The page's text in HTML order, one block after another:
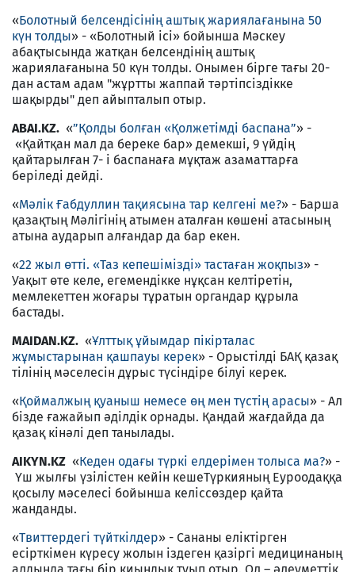
«Болотный белсендісінің аштық жариялағанына 50
күн толды» - «Болотный ісі» бойынша Мәскеу
абақтысында жатқан белсендінің аштық
жариялағанына 50 күн толды. Онымен бірге тағы 20-
дан астам адам "жұртты жаппай тәртіпсіздікке
шақырды" деп айыпталып отыр.
ABAI.KZ. «”Қолды болған «Қолжетімді баспана”» -
«Қайтқан мал да береке бар» демекші, 9 үйдің
қайтарылған 7- і баспанаға мұқтаж азаматтарға
беріледі дейді.
«Мәлік Ғабдуллин тақиясына тар келгені ме?» - Барша
қазақтың Мәлігінің атымен аталған көшені атасының
атына аударып алғандар да бар екен.
«22 жыл өтті. «Таз кепешімізді» тастаған жоқпыз» -
Уақыт өте келе, егемендікке нұқсан келтіретін,
мемлекеттен жоғары тұратын органдар құрыла
бастады.
MAIDAN.KZ. «Ұлттық ұйымдар пікірталас
жұмыстарынан қашпауы керек» - Орыстілді БАҚ қазақ
тілінің мәселесін дұрыс түсіндіре білуі керек.
«Қоймалжың қуаныш немесе өң мен түстің арасы» - Ал
бізде ғажайып әділдік орнады. Қандай жағдайда да
қазақ кінәлі деп танылады.
AIKYN.KZ «Кеден одағы түркі елдерімен толыса ма?» -
Үш жылғы үзілістен кейін кешеТүркияның Еуроодаққа
қосылу мәселесі бойынша келіссөздер қайта
жанданды.
«Твиттердегі түйткілдер» - Сананы еліктірген
есірткімен күресу жолын іздеген қазіргі медицинаның
алдында тағы бір қиындық туып отыр. Ол – әлеуметтік